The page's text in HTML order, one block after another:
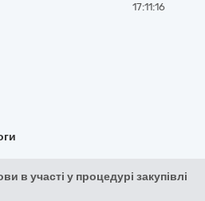
17:11:16
в участі у процедурі закупівлі